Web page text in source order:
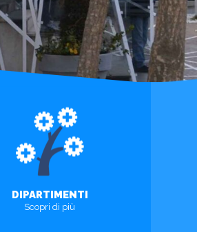
DIPARTIMENTI
Scopri di più